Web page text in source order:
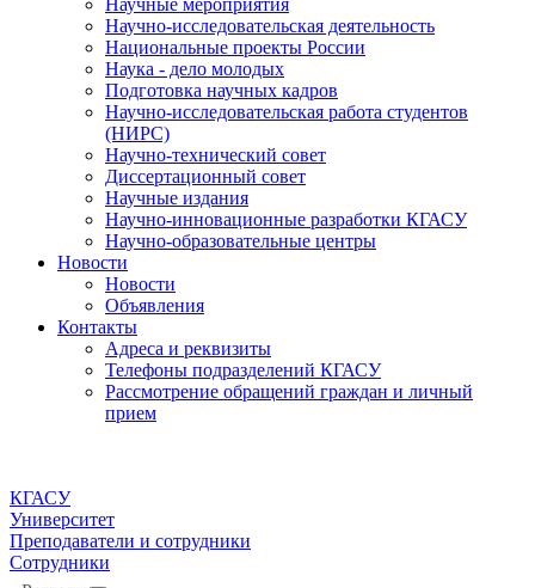
Научные мероприятия
Научно-исследовательская деятельность
Национальные проекты России
Наука - дело молодых
Подготовка научных кадров
Научно-исследовательская работа студентов
(НИРС)
Научно-технический совет
Диссертационный совет
Научные издания
Научно-инновационные разработки КГАСУ
Научно-образовательные центры
Новости
Новости
Объявления
Контакты
Адреса и реквизиты
Телефоны подразделений КГАСУ
Рассмотрение обращений граждан и личный
прием
КГАСУ
Университет
Преподаватели и сотрудники
Сотрудники